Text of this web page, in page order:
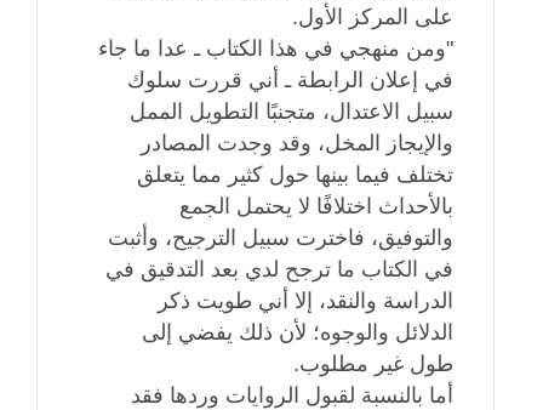
على المركز الأول.
"ومن منهجي في هذا الكتاب ـ عدا ما جاء
في إعلان الرابطة ـ أني قررت سلوك
سبيل الاعتدال، متجنبًا التطويل الممل
والإيجاز المخل، وقد وجدت المصادر
تختلف فيما بينها حول كثير مما يتعلق
بالأحداث اختلافًا لا يحتمل الجمع
والتوفيق، فاخترت سبيل الترجيح، وأثبت
في الكتاب ما ترجح لدي بعد التدقيق في
الدراسة والنقد، إلا أني طويت ذكر
الدلائل والوجوه؛ لأن ذلك يفضي إلى
طول غير مطلوب‏.‏
أما بالنسبة لقبول الروايات وردها فقد